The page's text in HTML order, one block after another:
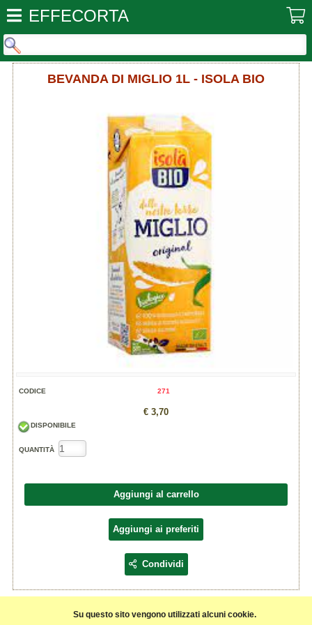
Su questo sito vengono utilizzati alcuni cookie.
EFFECORTA
BEVANDA DI MIGLIO 1L - ISOLA BIO
CODICE 271
€ 3,70
DISPONIBILE
QUANTITÀ
Aggiungi al carrello
Aggiungi ai preferiti
Condividi
Acqua, miglio* italiano 16%, olio di semi di girasole*